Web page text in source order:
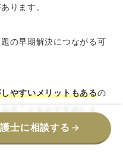
ります。
の早期解決につながる可
やすいメリットもあるの
士に相談する